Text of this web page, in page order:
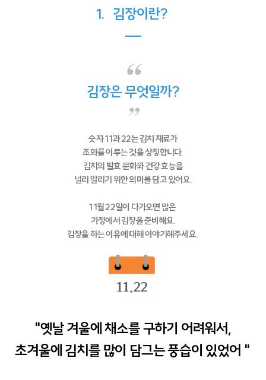
1. 김장이란?
---
김장은 무엇일까?
숫자 11과 22는 김치 재료가
조화를 이루는 것을 상징합니다.
김치의 발효 문화와 건강 효능을
널리 알리기 위한 의미를 담고 있어요.
11월 22일이 다가오면 많은
가정에서 김장을 준비해요.
김장을 하는 이유에 대해 이야기해주세요.
"옛날 겨울에 채소를 구하기 어려워서,
초겨울에 김치를 많이 담그는 풍습이 있었어 "